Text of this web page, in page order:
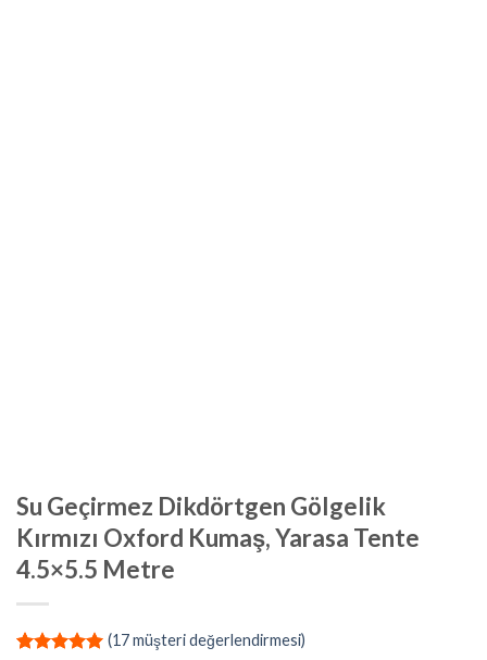
Su Geçirmez Dikdörtgen Gölgelik
Kırmızı Oxford Kumaş, Yarasa Tente
4.5×5.5 Metre
(17müşteri değerlendirmesi)